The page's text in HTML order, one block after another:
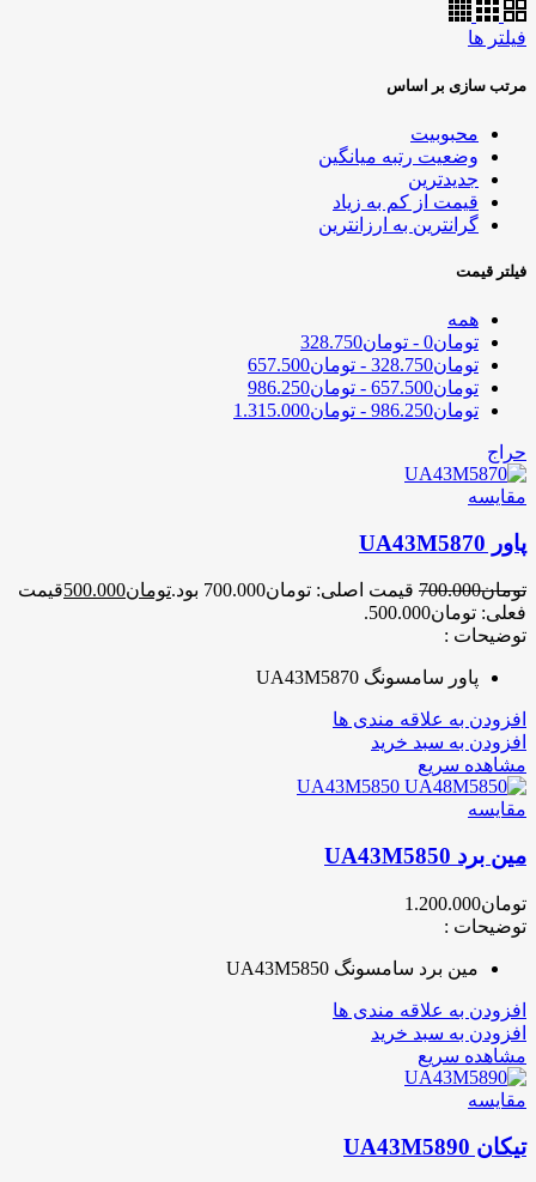
فیلتر ها
مرتب سازی بر اساس
محبوبیت
وضعیت رتبه میانگین
جدیدترین
قیمت از کم به زیاد
گرانترین به ارزانترین
فیلتر قیمت
همه
تومان0
- تومان328.750
تومان328.750
- تومان657.500
تومان657.500
- تومان986.250
تومان986.250
- تومان1.315.000
حراج
مقایسه
پاور UA43M5870
تومان700.000 قیمت اصلی: تومان700.000 بود. تومان500.000قیمت
فعلی: تومان500.000.
توضیحات :
پاور سامسونگ UA43M5870
افزودن به علاقه مندی ها
افزودن به سبد خرید
مشاهده سریع
مقایسه
مین برد UA43M5850
تومان1.200.000
توضیحات :
مین برد سامسونگ UA43M5850
افزودن به علاقه مندی ها
افزودن به سبد خرید
مشاهده سریع
مقایسه
تیکان UA43M5890